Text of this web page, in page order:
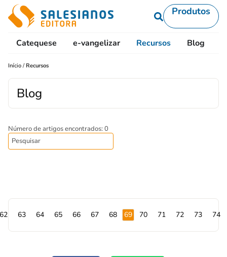
Produtos
Catequese e-vangelizar Recursos Blog
Início /Recursos
Blog
Número de artigos encontrados: 0
63 64 65 66 67 68 69 70 71 72 73 74